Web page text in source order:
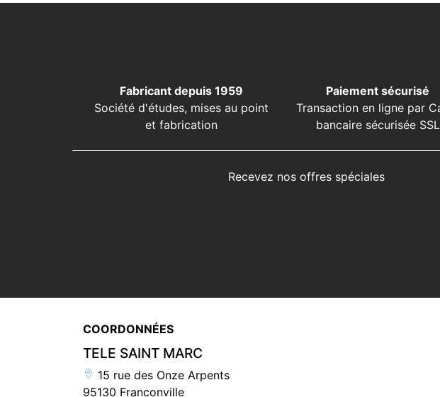
Fabricant depuis 1959
Société d'études, mises au point
et fabrication
Paiement sécurisé
Transaction en ligne par
bancaire sécurisée SSL
Recevez nos offres spéciales
COORDONNÉES
TELE SAINT MARC
15 rue des Onze Arpents
95130 Franconville